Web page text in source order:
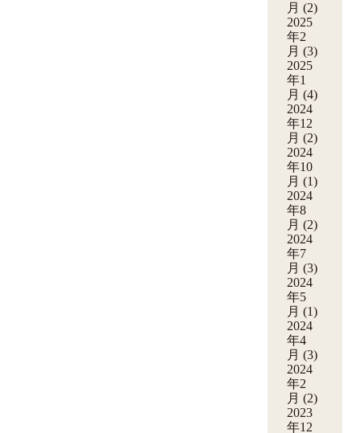
月 (2)
2025
年2
月 (3)
2025
年1
月 (4)
2024
年12
月 (2)
2024
年10
月 (1)
2024
年8
月 (2)
2024
年7
月 (3)
2024
年5
月 (1)
2024
年4
月 (3)
2024
年2
月 (2)
2023
年12